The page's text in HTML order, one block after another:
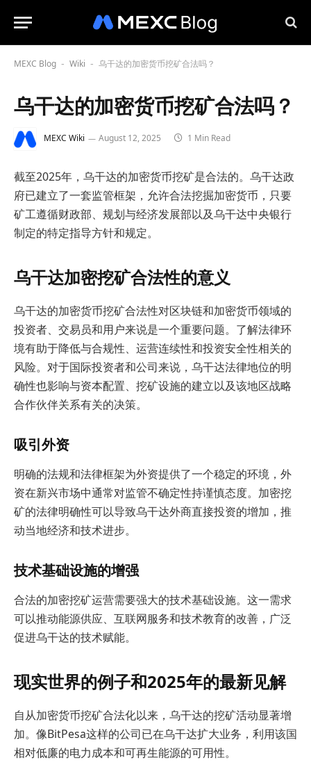
MEXC Blog - Wiki - 乌干达的加密货币挖矿合法吗？
乌干达的加密货币挖矿合法吗？
MEXC Wiki August 12, 2025 1 Min Read
截至2025年，乌干达的加密货币挖矿是合法的。乌干达政
府已建立了一套监管框架，允许合法挖掘加密货币，只要
矿工遵循财政部、规划与经济发展部以及乌干达中央银行
制定的特定指导方针和规定。
乌干达加密挖矿合法性的意义
乌干达的加密货币挖矿合法性对区块链和加密货币领域的
投资者、交易员和用户来说是一个重要问题。了解法律环
境有助于降低与合规性、运营连续性和投资安全性相关的
风险。对于国际投资者和公司来说，乌干达法律地位的明
确性也影响与资本配置、挖矿设施的建立以及该地区战略
合作伙伴关系有关的决策。
吸引外资
明确的法规和法律框架为外资提供了一个稳定的环境，外
资在新兴市场中通常对监管不确定性持谨慎态度。加密挖
矿的法律明确性可以导致乌干达外商直接投资的增加，推
动当地经济和技术进步。
技术基础设施的增强
合法的加密挖矿运营需要强大的技术基础设施。这一需求
可以推动能源供应、互联网服务和技术教育的改善，广泛
促进乌干达的技术赋能。
现实世界的例子和2025年的最新见解
自从加密货币挖矿合法化以来，乌干达的挖矿活动显著增
加。像BitPesa这样的公司已在乌干达扩大业务，利用该国
相对低廉的电力成本和可再生能源的可用性。